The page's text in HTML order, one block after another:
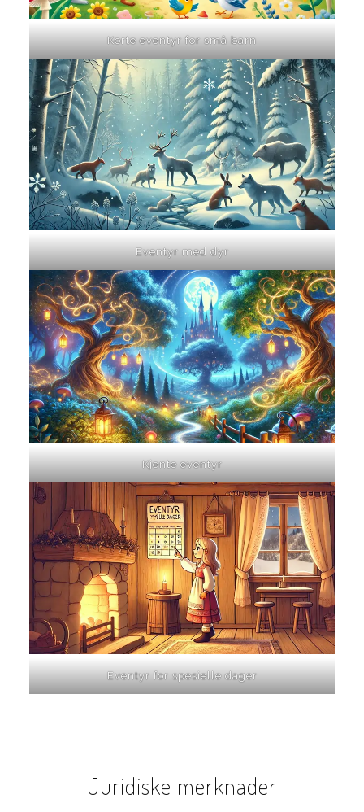
Korte eventyr for små barn
Eventyr med dyr
Kjente eventyr
Eventyr for spesielle dager
Juridiske merknader